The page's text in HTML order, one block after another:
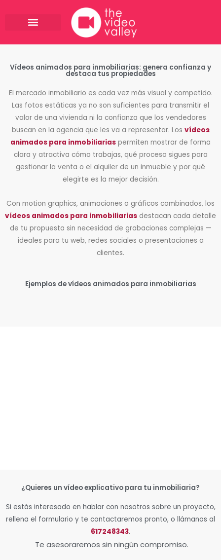
Vídeos animados para inmobiliarias: genera confianza y
destaca tus propiedades
El mercado inmobiliario es cada vez más visual y competido.
Las fotos estáticas ya no son suficientes para transmitir el
valor de una vivienda ni la confianza que los vendedores
buscan en la agencia que les va a representar. Los vídeos
animados para inmobiliarias permiten mostrar de forma
clara y atractiva cómo trabajas, qué proceso sigues para
gestionar la venta o el alquiler de un inmueble y por qué
elegirte es la mejor decisión.
Con motion graphics, animaciones o gráficos combinados, los
vídeos animados para inmobiliarias destacan cada detalle
de tu propuesta sin necesidad de grabaciones complejas —
ideales para tu web, redes sociales o presentaciones a
clientes.
Ejemplos de vídeos animados para inmobiliarias
¿Quieres un vídeo explicativo para tu inmobiliaria?
Si estás interesado en hablar con nosotros sobre un proyecto,
rellena el formulario y te contactaremos pronto, o llámanos al
617248343.
Te asesoraremos sin ningún compromiso.